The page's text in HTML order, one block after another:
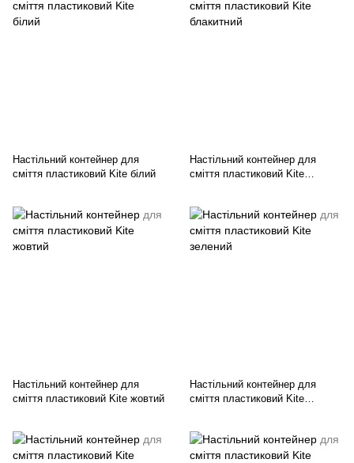
Настільний контейнер для
сміття пластиковий Kite білий
Настільний контейнер для
сміття пластиковий Kite
Настільний контейнер для
сміття пластиковий Kite жовтий
Настільний контейнер для
сміття пластиковий Kite